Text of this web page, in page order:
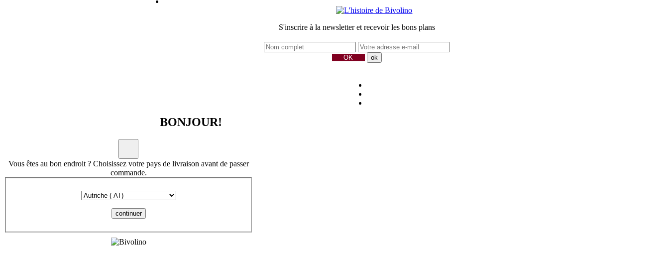
S'inscrire à la newsletter et recevoir les bons plans
BONJOUR!
Vous êtes au bon endroit ? Choisissez votre pays de livraison avant de passer
commande.
continuer